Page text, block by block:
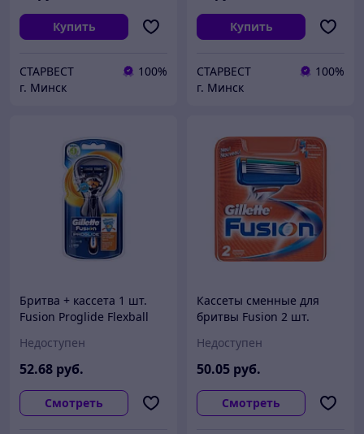
Купить
СТАРВЕСТ
100%
г. Минск
Купить
СТАРВЕСТ
100%
г. Минск
Бритва + кассета 1 шт.
Fusion Proglide Flexball
Недоступен
52.68 руб.
Смотреть
Кассеты сменные для
бритвы Fusion 2 шт.
Недоступен
50.05 руб.
Смотреть